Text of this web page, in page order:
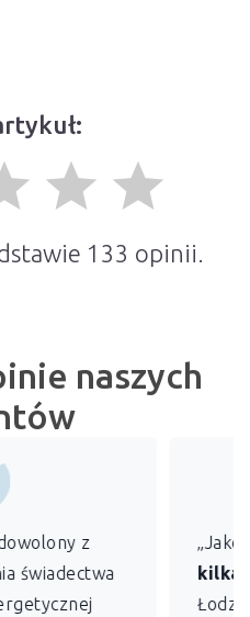
grade grade
133 opinii.
naszych
z
świadectwa
„Jako
Łodzi)